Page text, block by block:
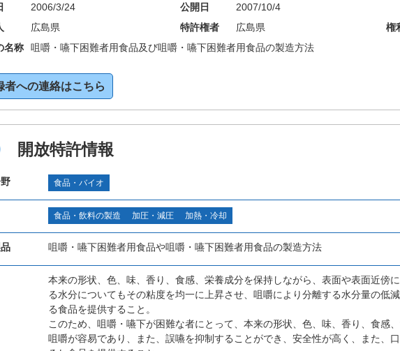
2006/3/24 公開日
2007/10/4
広島県 特許権者 広島県 権
名称
咀嚼・嚥下困難者用食品及び咀嚼・嚥下困難者用食品の製造方法
者への連絡はこちら
開放特許情報
食品・バイオ
食品・飲料の製造 加圧・減圧 加熱・冷却
咀嚼・嚥下困難者用食品や咀嚼・嚥下困難者用食品の製造方法
本来の形状、色、味、香り、食感、栄養成分を保持しながら、表面や表面近傍
る水分についてもその粘度を均一に上昇させ、咀嚼により分離する水分量の低
る食品を提供すること。
このため、咀嚼・嚥下が困難な者にとって、本来の形状、色、味、香り、食感
咀嚼が容易であり、また、誤嚥を抑制することができ、安全性が高く、また、